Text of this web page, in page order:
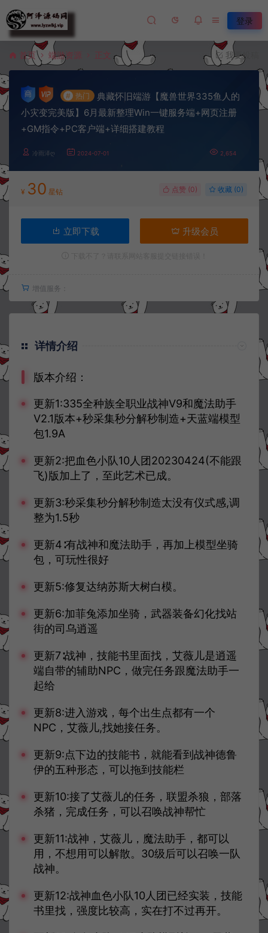
登录
首页 端游资源 正文 我要投稿
# 热门
典藏怀旧端游【魔兽世界335鱼人的
小灾变完美版】6月最新整理Win一键服务端+网页注册
+GM指令+PC客户端+详细搭建教程
冷雨泽ღ 2024-07-01 2,654
¥ 30 星钻 点赞 (0) 收藏 (0)
立即下载 升级会员
增值服务：
详情介绍
版本介绍：
更新1:335全种族全职业战神V9和魔法助手
V2.1版本+秒采集秒分解秒制造+天蓝端模型
包1.9A
更新2:把血色小队10人团20230424(不能跟
飞)版加上了，至此艺术已成。
更新3:秒采集秒分解秒制造太没有仪式感,调
整为1.5秒
更新4∶有战神和魔法助手，再加上模型坐骑
包，可玩性很好
更新5:修复达纳苏斯大树白模。
更新6:加菲兔添加坐骑，武器装备幻化找站
街的司乌逍遥
更新7∶战神，技能书里面找，艾薇儿是逍遥
端自带的辅助NPC，做完任务跟魔法助手一
起给
更新8:进入游戏，每个出生点都有一个
NPC，艾薇儿,找她接任务。
更新9:点下边的技能书，就能看到战神德鲁
伊的五种形态，可以拖到技能栏
更新10:接了艾薇儿的任务，联盟杀狼，部落
杀猪，完成任务，可以召唤战神帮忙
更新11:战神，艾薇儿，魔法助手，都可以
用，不想用可以解散。30级后可以召唤一队
战神。
更新12:战神血色小队10人团已经实装，技能
书里找，强度比较高，实在打不过再开。